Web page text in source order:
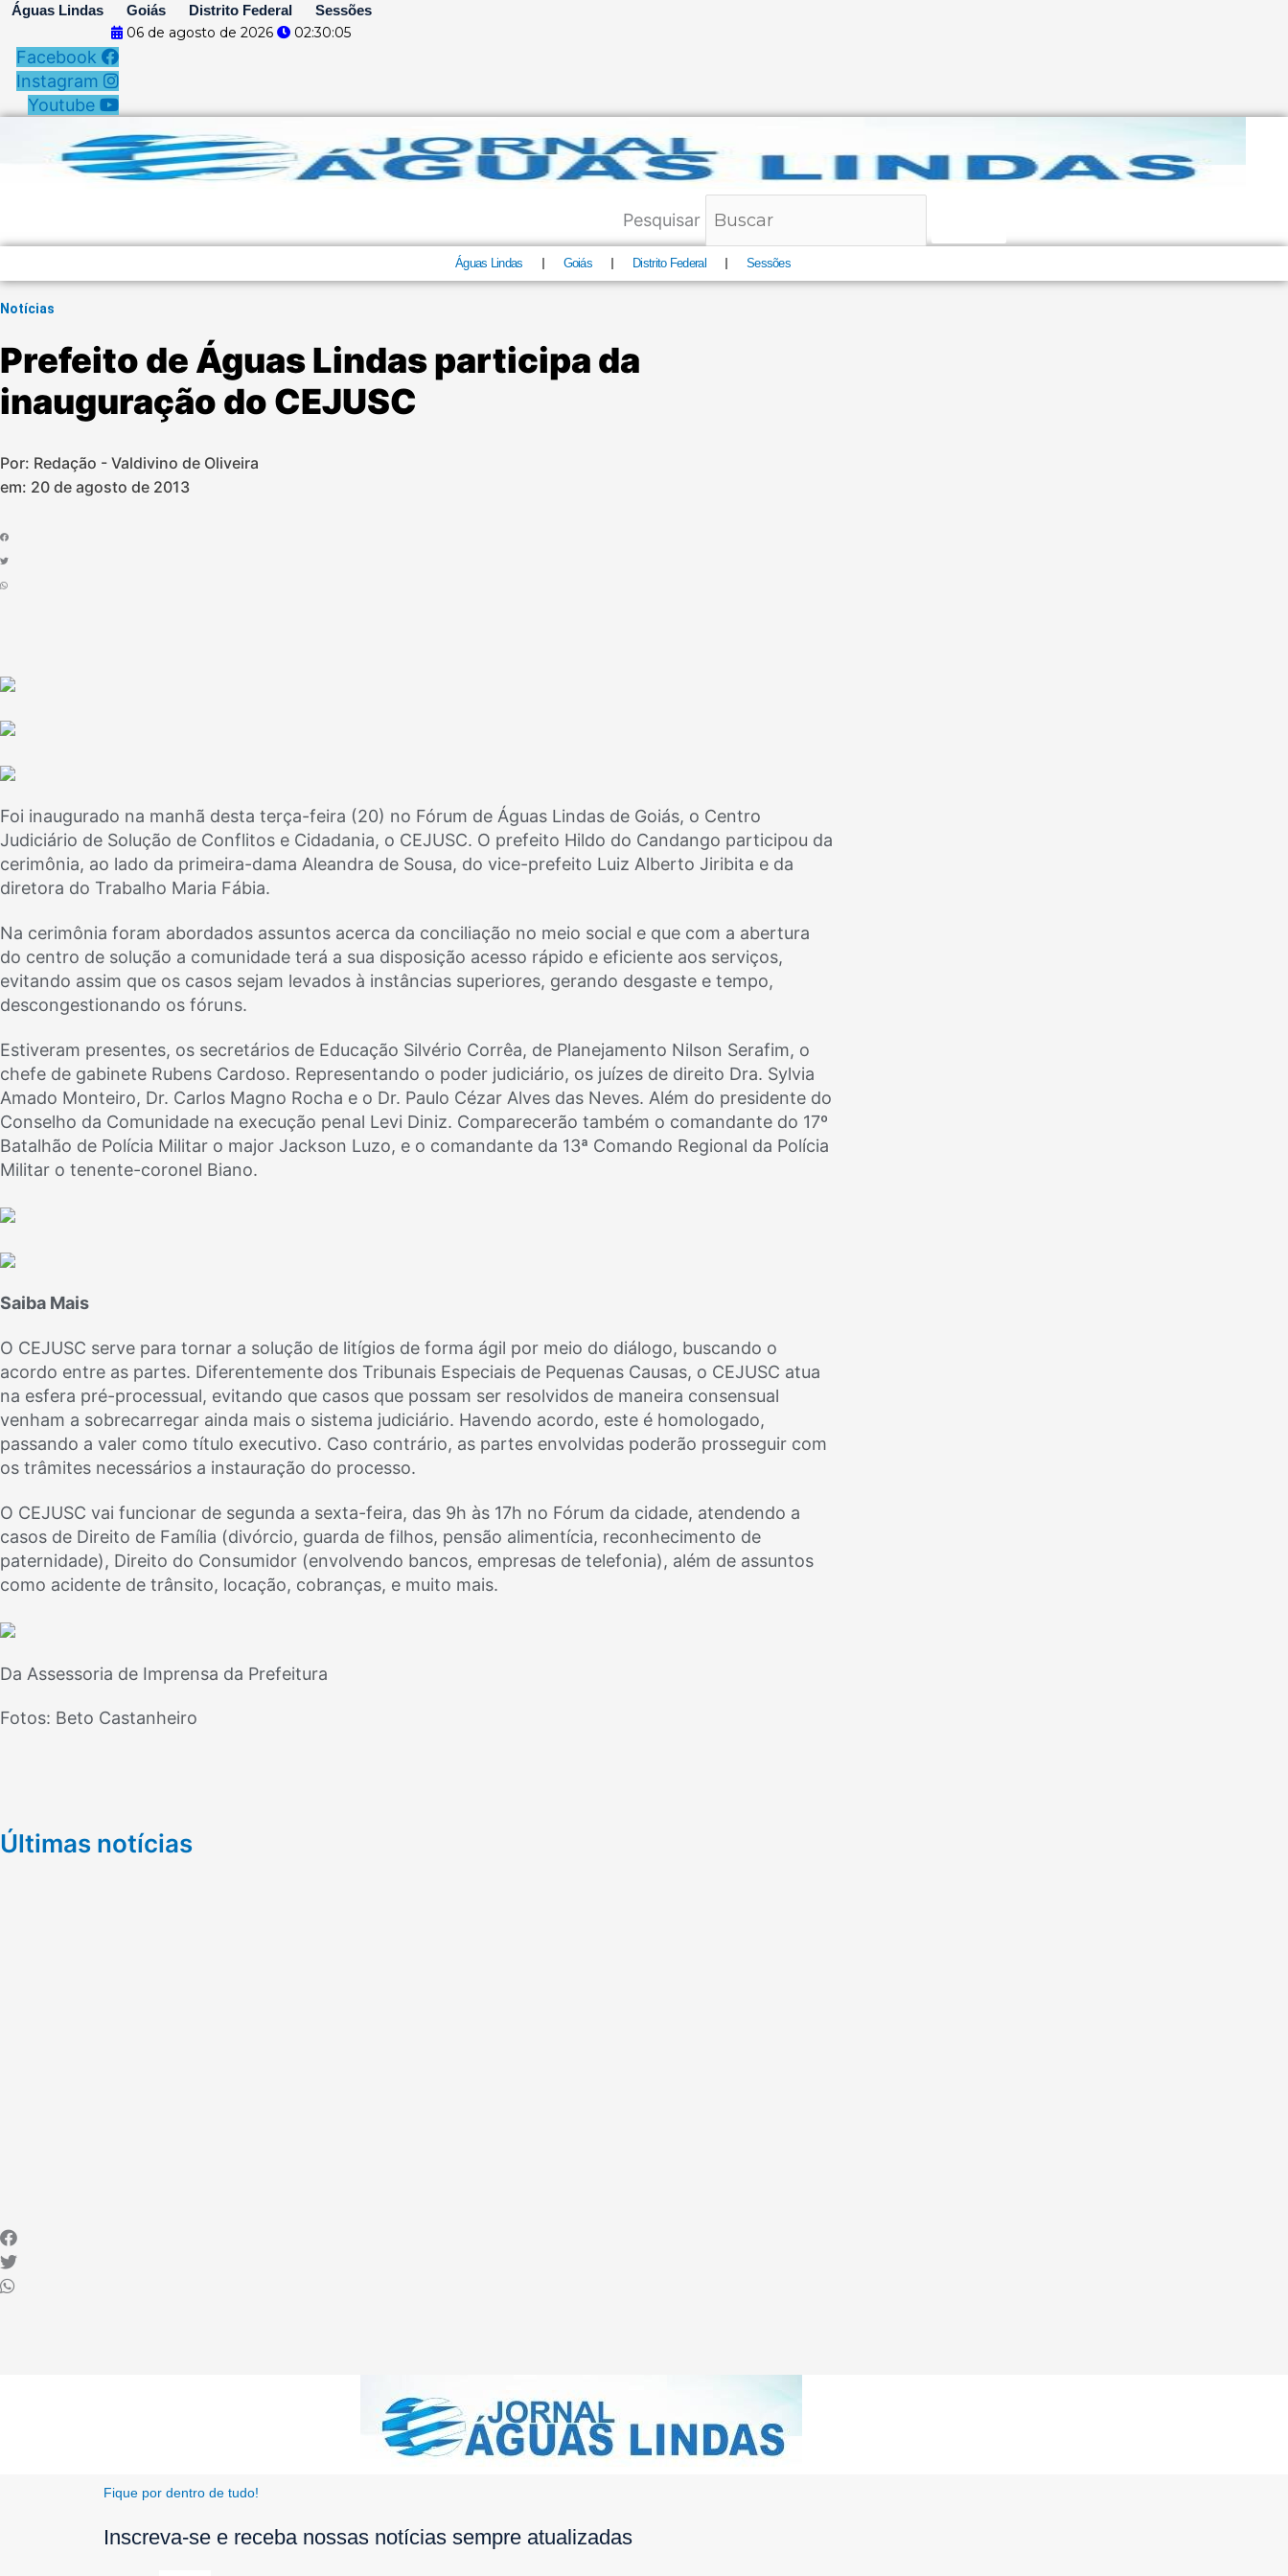
conteúdo
Águas Lindas Goiás Distrito Federal Sessões
06 de agosto de 2026 02:30:05
Facebook
Instagram
Youtube
Pesquisar
Águas Lindas Goiás Distrito Federal Sessões
Notícias
Prefeito de Águas Lindas participa da
inauguração do CEJUSC
Por: Redação - Valdivino de Oliveira
em: 20 de agosto de 2013
Foi inaugurado na manhã desta terça-feira (20) no Fórum de Águas Lindas de Goiás, o Centro
Judiciário de Solução de Conflitos e Cidadania, o CEJUSC. O prefeito Hildo do Candango participou da
cerimônia, ao lado da primeira-dama Aleandra de Sousa, do vice-prefeito Luiz Alberto Jiribita e da
diretora do Trabalho Maria Fábia.
Na cerimônia foram abordados assuntos acerca da conciliação no meio social e que com a abertura
do centro de solução a comunidade terá a sua disposição acesso rápido e eficiente aos serviços,
evitando assim que os casos sejam levados à instâncias superiores, gerando desgaste e tempo,
descongestionando os fóruns.
Estiveram presentes, os secretários de Educação Silvério Corrêa, de Planejamento Nilson Serafim, o
chefe de gabinete Rubens Cardoso. Representando o poder judiciário, os juízes de direito Dra. Sylvia
Amado Monteiro, Dr. Carlos Magno Rocha e o Dr. Paulo Cézar Alves das Neves. Além do presidente do
Conselho da Comunidade na execução penal Levi Diniz. Comparecerão também o comandante do 17º
Batalhão de Polícia Militar o major Jackson Luzo, e o comandante da 13ª Comando Regional da Polícia
Militar o tenente-coronel Biano.
Saiba Mais
O CEJUSC serve para tornar a solução de litígios de forma ágil por meio do diálogo, buscando o
acordo entre as partes. Diferentemente dos Tribunais Especiais de Pequenas Causas, o CEJUSC atua
na esfera pré-processual, evitando que casos que possam ser resolvidos de maneira consensual
venham a sobrecarregar ainda mais o sistema judiciário. Havendo acordo, este é homologado,
passando a valer como título executivo. Caso contrário, as partes envolvidas poderão prosseguir com
os trâmites necessários a instauração do processo.
O CEJUSC vai funcionar de segunda a sexta-feira, das 9h às 17h no Fórum da cidade, atendendo a
casos de Direito de Família (divórcio, guarda de filhos, pensão alimentícia, reconhecimento de
paternidade), Direito do Consumidor (envolvendo bancos, empresas de telefonia), além de assuntos
como acidente de trânsito, locação, cobranças, e muito mais.
Da Assessoria de Imprensa da Prefeitura
Fotos: Beto Castanheiro
Últimas notícias
Fique por dentro de tudo!
Inscreva-se e receba nossas notícias sempre atualizadas